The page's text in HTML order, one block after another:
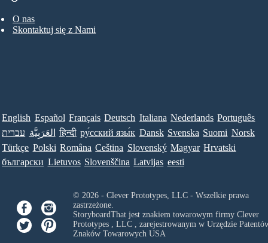
O nas
Skontaktuj się z Nami
English Español Français Deutsch Italiana Nederlands Português
עברית العَرَبِيَّة हिन्दी ру́сский язы́к Dansk Svenska Suomi Norsk
Türkçe Polski Româna Ceština Slovenský Magyar Hrvatski
български Lietuvos Slovenščina Latvijas eesti
© 2026 - Clever Prototypes, LLC - Wszelkie prawa
zastrzeżone.
StoryboardThat jest znakiem towarowym firmy Clever
Prototypes , LLC, zarejestrowanym w Urzędzie
Znaków Towarowych USA